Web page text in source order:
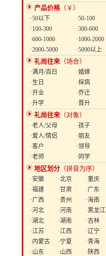
产品价格（￥）
·50以下
·50-100
·100-300
·300-600
·600-1000
·1000-2000
·2000-5000
·5000以上
礼尚往来 （场合）
·满月/百日
·婚嫁
·生日
·探病
·开业
·乔迁
·升学
·晋升
礼尚往来 （对象）
·老人/父母
·孩子
·爱人/情侣
·朋友
·客户
·领导
·老师
·同学
地区划分 （拼音为序）
·安徽 ·北京
·重庆
·福建
·甘肃
·广东
·广西
·贵州
·海南
·河北
·河南
·黑龙江
·湖北
·湖南
·吉林
·江苏
·江西
·辽宁
·内蒙古
·宁夏
·青海
·山东
·山西
·陕西